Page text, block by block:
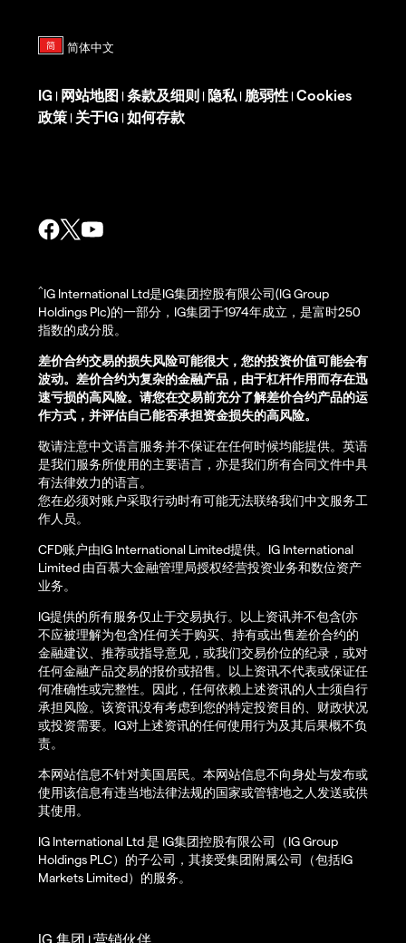
IG | 网站地图 | 条款及细则 | 隐私 | 脆弱性 | Cookies
政策 | 关于IG | 如何存款
^IG International Ltd是IG集团控股有限公司(IG Group
Holdings Plc)的一部分，IG集团于1974年成立，是富时250
指数的成分股。
差价合约交易的损失风险可能很大，您的投资价值可能会有
波动。差价合约为复杂的金融产品，由于杠杆作用而存在迅
速亏损的高风险。请您在交易前充分了解差价合约产品的运
作方式，并评估自己能否承担资金损失的高风险。
敬请注意中文语言服务并不保证在任何时候均能提供。英语
是我们服务所使用的主要语言，亦是我们所有合同文件中具
有法律效力的语言。
您在必须对账户采取行动时有可能无法联络我们中文服务工
作人员。
CFD账户由IG International Limited提供。IG International
Limited 由百慕大金融管理局授权经营投资业务和数位资产
业务。
IG提供的所有服务仅止于交易执行。以上资讯并不包含(亦
不应被理解为包含)任何关于购买、持有或出售差价合约的
金融建议、推荐或指导意见，或我们交易价位的纪录，或对
任何金融产品交易的报价或招售。以上资讯不代表或保证任
何准确性或完整性。因此，任何依赖上述资讯的人士须自行
承担风险。该资讯没有考虑到您的特定投资目的、财政状况
或投资需要。IG对上述资讯的任何使用行为及其后果概不负
责。
本网站信息不针对美国居民。本网站信息不向身处与发布或
使用该信息有违当地法律法规的国家或管辖地之人发送或供
其使用。
IG International Ltd 是 IG集团控股有限公司（IG Group
Holdings PLC）的子公司，其接受集团附属公司（包括IG
Markets Limited）的服务。
IG 集团 营销伙伴